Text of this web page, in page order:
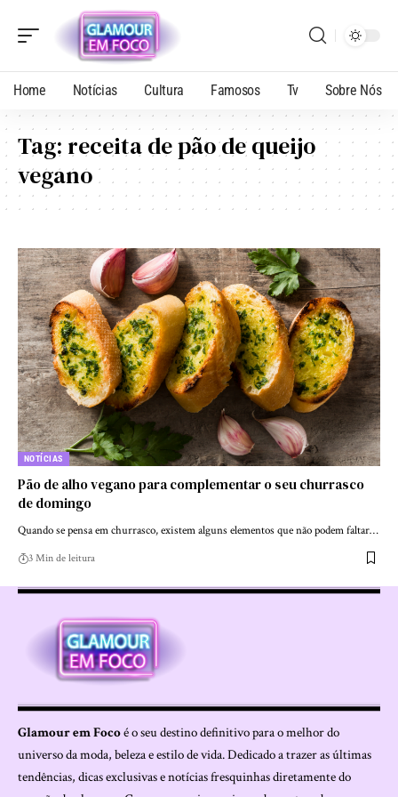
Home Notícias Cultura Famosos Tv Sobre Nós
Tag: receita de pão de queijo
vegano
NOTÍCIAS
Pão de alho vegano para complementar o seu churrasco
de domingo
Quando se pensa em churrasco, existem alguns elementos que não podem faltar…
3 Min de leitura
Glamour em Focoé o seu destino definitivo para o melhor do
universo da moda, beleza e estilo de vida. Dedicado a trazer as últimas
tendências, dicas exclusivas e notícias fresquinhas diretamente do